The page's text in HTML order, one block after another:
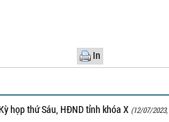
In
họp thứ Sáu, HĐND tỉnh khóa X (12/07/